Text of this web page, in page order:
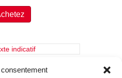
calcium